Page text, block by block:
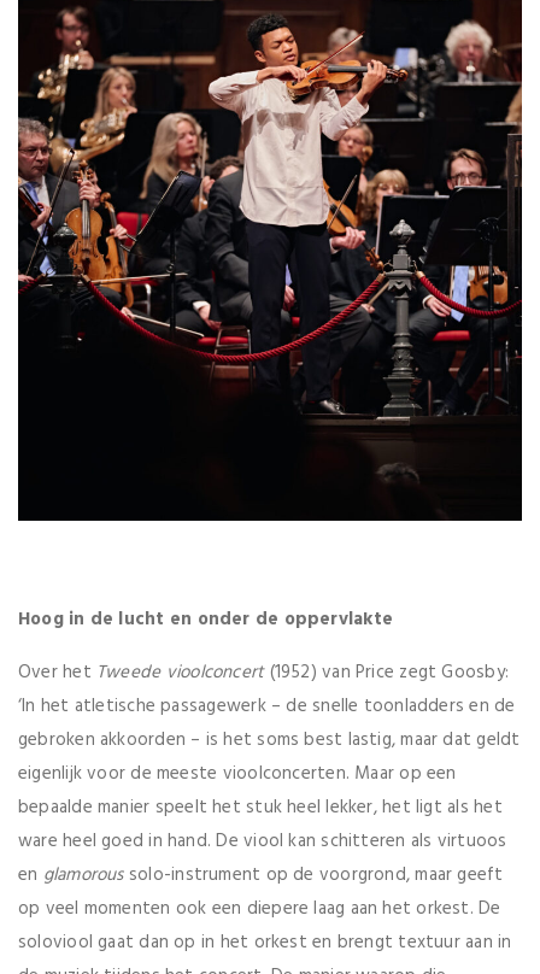
Hoog in de lucht en onder de oppervlakte
Over het Tweede vioolconcert(1952) van Price zegt Goosby:
‘In het atletische passagewerk – de snelle toonladders en de
gebroken akkoorden – is het soms best lastig, maar dat geldt
eigenlijk voor de meeste vioolconcerten. Maar op een
bepaalde manier speelt het stuk heel lekker, het ligt als het
ware heel goed in hand. De viool kan schitteren als virtuoos
en glamoroussolo-instrument op de voorgrond, maar geeft
op veel momenten ook een diepere laag aan het orkest. De
soloviool gaat dan op in het orkest en brengt textuur aan in